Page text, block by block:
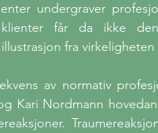
undergraver
får da ikke
fra virkeligheten
av normativ
Kari Nordmann